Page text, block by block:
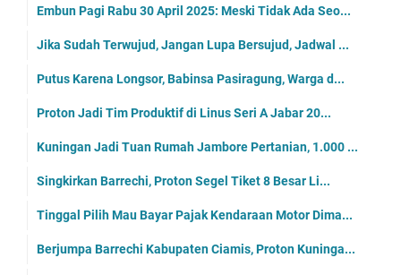
Embun Pagi Rabu 30 April 2025: Meski Tidak Ada Seo...
Jika Sudah Terwujud, Jangan Lupa Bersujud, Jadwal ...
Putus Karena Longsor, Babinsa Pasiragung, Warga d...
Proton Jadi Tim Produktif di Linus Seri A Jabar 20...
Kuningan Jadi Tuan Rumah Jambore Pertanian, 1.000 ...
Singkirkan Barrechi, Proton Segel Tiket 8 Besar Li...
Tinggal Pilih Mau Bayar Pajak Kendaraan Motor Dima...
Berjumpa Barrechi Kabupaten Ciamis, Proton Kuninga...